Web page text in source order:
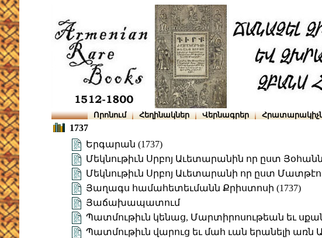
Որոնում Հեղինակներ Վերնագրեր
1737
Երգարան (1737)
Մեկնութիւն Սրբոյ Աւետարանին որ ըստ
Մեկնութիւն Սրբոյ Աւետարանի որ ըստ
Յաղագս համահետեւմանն Քրիստոսի (1737)
Յաճախապատում
Պատմութիւն կենաց, Մարտիրոսութեան եւ
Պատմութիւն վարուց եւ մահ ւան երանելի առն